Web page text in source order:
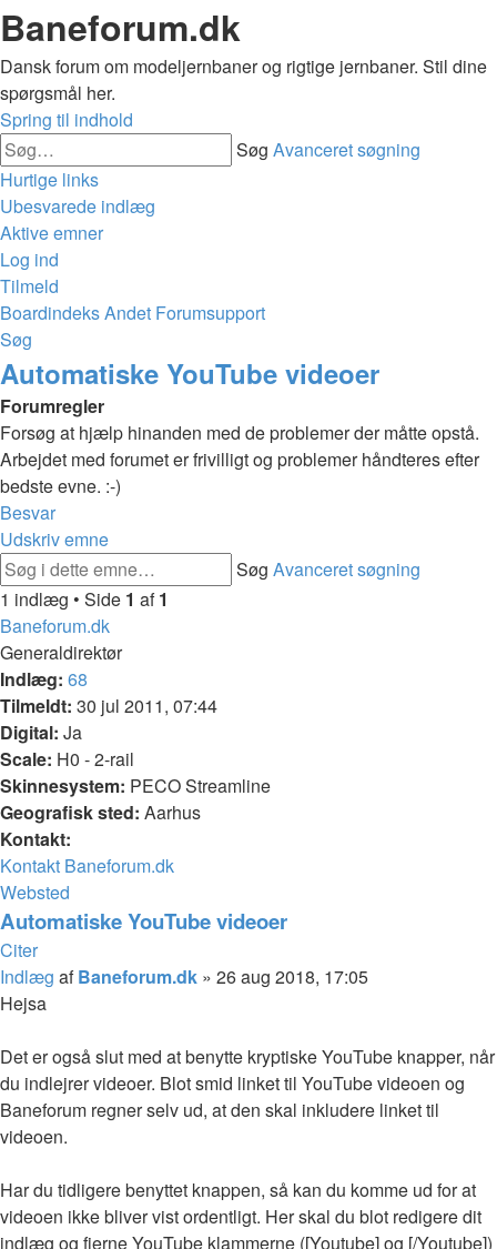
Baneforum.dk
Dansk forum om modeljernbaner og rigtige jernbaner. Stil dine
spørgsmål her.
Spring til indhold
Søg Avanceret søgning
Hurtige links
Ubesvarede indlæg
Aktive emner
Log ind
Tilmeld
BoardindeksAndet Forumsupport
Søg
Automatiske YouTube videoer
Forumregler
Forsøg at hjælp hinanden med de problemer der måtte opstå.
Arbejdet med forumet er frivilligt og problemer håndteres efter
bedste evne. :-)
Besvar
Udskriv emne
Søg Avanceret søgning
1 indlæg • Side 1 af1
Baneforum.dk
Generaldirektør
Indlæg: 68
Tilmeldt: 30 jul 2011, 07:44
Digital: Ja
Scale: H0 - 2-rail
Skinnesystem: PECO Streamline
Geografisk sted: Aarhus
Kontakt:
Kontakt Baneforum.dk
Websted
Automatiske YouTube videoer
Citer
Indlæg afBaneforum.dk » 26 aug 2018, 17:05
Hejsa
Det er også slut med at benytte kryptiske YouTube knapper, når
du indlejrer videoer. Blot smid linket til YouTube videoen og
Baneforum regner selv ud, at den skal inkludere linket til
videoen.
Har du tidligere benyttet knappen, så kan du komme ud for at
videoen ikke bliver vist ordentligt. Her skal du blot redigere dit
indlæg og fjerne YouTube klammerne ([Youtube] og [/Youtube])